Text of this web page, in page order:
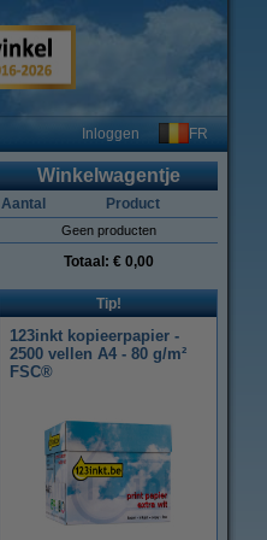
Inloggen FR
Winkelwagentje
Aantal Product
Geen producten
Totaal: € 0,00
Tip!
123inkt kopieerpapier -
2500 vellen A4 - 80 g/m²
FSC®